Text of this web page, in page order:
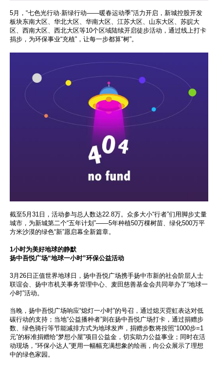
5月，“七色光行动·新绿行动——暖春运动季”活力开启，新城控股开发
板块东南大区、华北大区、华南大区、江苏大区、山东大区、苏皖大
区、西南大区、西北大区等10个区域陆续开启徒步活动，通过线上打卡
捐步，为环保事业“充植”，让每一步都算“树”。
截至5月31日，活动参与总人数达22.8万。众多大小“行者”们用脚步丈量
城市，为新城第二个“五年计划”——5年种植50万棵树苗、绿化500万平
方米沙漠的绿色“新”愿启幕全新篇章。
1小时为美好地球的静默
扬中吾悦广场“地球一小时”环保公益活动
3月26日正值世界地球日，扬中吾悦广场携手扬中市新的社会阶层人士
联谊会、扬中市机关事务管理中心、麦田慈善基金会共同举办了“地球一
小时”活动。
当晚，扬中吾悦广场响应“熄灯一小时”的号召，通过熄灭霓虹表达对低
碳行动的支持；当地“公益播种者”则在扬中吾悦广场打卡，通过捐赠步
数、绿色骑行等节能减排方式为地球发声，捐赠步数将按照“1000步=1
元”的标准捐赠给“梦想小屋”项目公益金，切实助力公益事业；同时在活
动现场，“环保小达人”更用一幅幅充满想象的绘画，向公众展示了理想
中的绿色家园。